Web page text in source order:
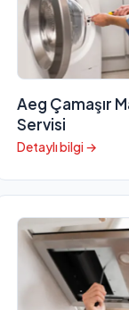
Aeg Çamaşır
Servisi
Detaylı bilgi →